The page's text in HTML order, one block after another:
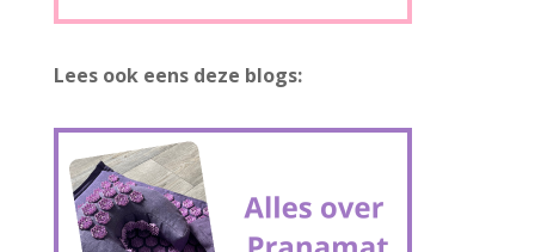
Lees ook eens deze blogs: